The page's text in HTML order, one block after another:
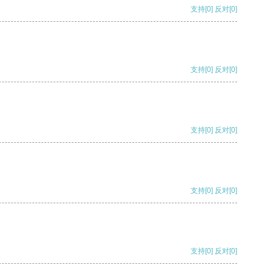
支持[0] 反对[0]
支持[0] 反对[0]
支持[0] 反对[0]
支持[0] 反对[0]
支持[0] 反对[0]